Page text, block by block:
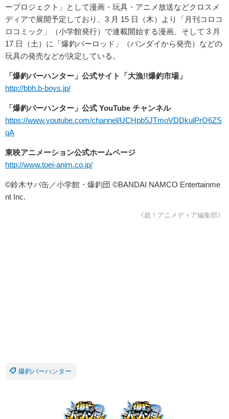
ープロジェクト」として漫画・玩具・アニメ放送などクロスメ
ディアで展開予定しており、3 月 15 日（木）より「月刊コロコ
ロコミック」（小学館発行）で連載開始する漫画、そして 3 月
17 日（土）に「爆釣バーロッド」（バンダイから発売）などの
玩具の発売などが決定している。
「爆釣バーハンター」公式サイト「大漁!!爆釣市場」
http://bbh.b-boys.jp/
「爆釣バーハンター」公式 YouTube チャンネル
https://www.youtube.com/channel/UCHpb5JTmoVDDkulPrO6ZS
qA
東映アニメーション公式ホームページ
http://www.toei-anim.co.jp/
©鈴木サバ缶／小学館・爆釣団 ©BANDAI NAMCO Entertainme
nt Inc.
《超！アニメディア編集部》
爆釣バーハンター